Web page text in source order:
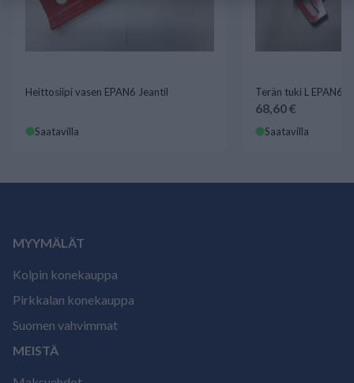
Heittosiipi vasen EPAN6 Jeantil
Saatavilla
Terän tuki L EPAN6
68,60 €
Saatavilla
MYYMÄLÄT
Kolpin konekauppa
Pirkkalan konekauppa
Suomen vahvimmat
MEISTÄ